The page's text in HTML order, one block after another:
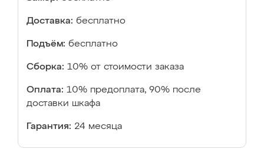
Доставка: бесплатно
Подъём: бесплатно
Сборка: 10% от стоимости заказа
Оплата: 10% предоплата, 90% после
доставки шкафа
Гарантия: 24 месяца